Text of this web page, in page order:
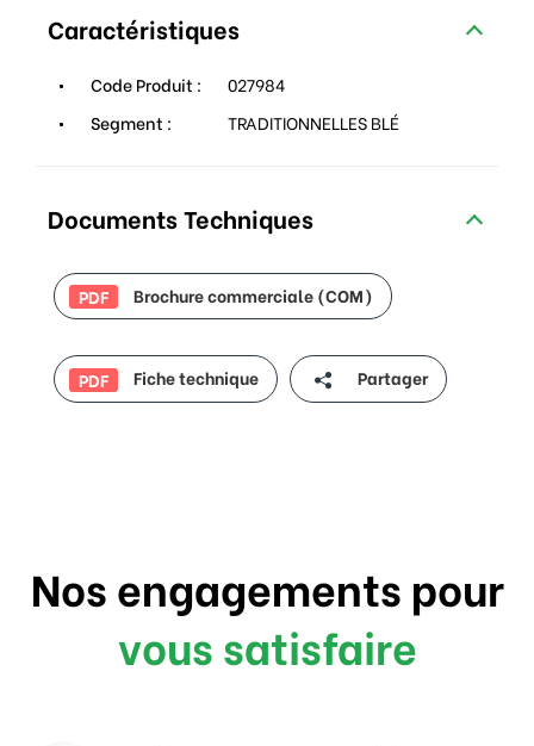
Caractéristiques
Code Produit :
027984
Segment :
TRADITIONNELLES BLÉ
Documents Techniques
PDF Brochure commerciale (COM)
PDF Fiche technique Partager
Nos engagements pour
vous satisfaire